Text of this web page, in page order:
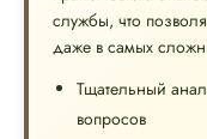
службы, что
даже в самых
Тщательный
вопросов